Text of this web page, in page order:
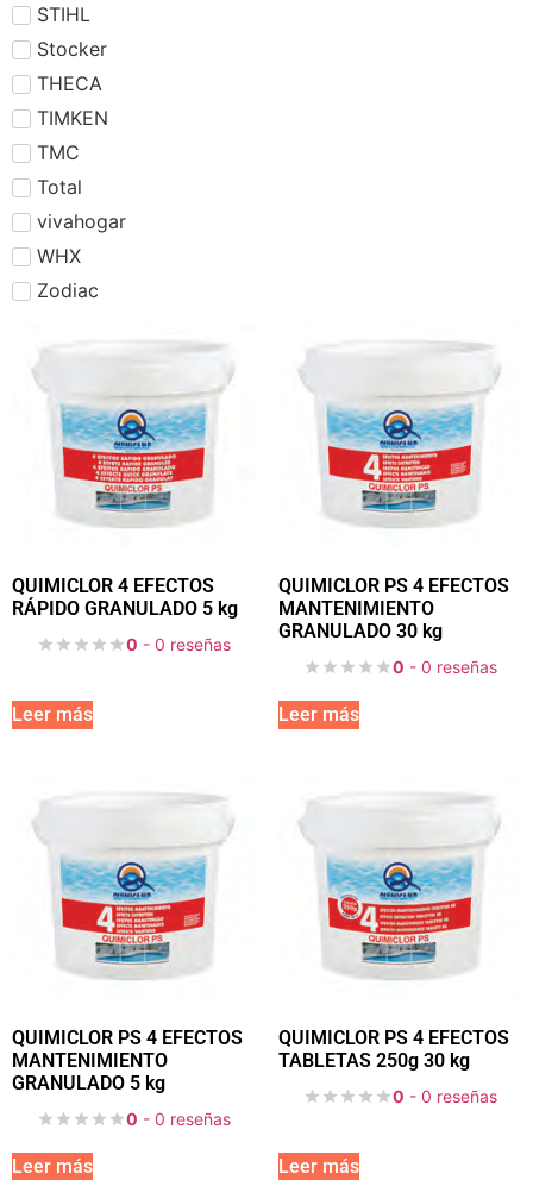
STIHL
Stocker
THECA
TIMKEN
TMC
Total
vivahogar
WHX
Zodiac
QUIMICLOR 4 EFECTOS
RÁPIDO GRANULADO 5 kg
0 - 0 reseñas
Leer más
QUIMICLOR PS 4 EFECTOS
MANTENIMIENTO
GRANULADO 30 kg
0 - 0 reseñas
Leer más
QUIMICLOR PS 4 EFECTOS
MANTENIMIENTO
GRANULADO 5 kg
0 - 0 reseñas
Leer más
QUIMICLOR PS 4 EFECTOS
TABLETAS 250g 30 kg
0 - 0 reseñas
Leer más